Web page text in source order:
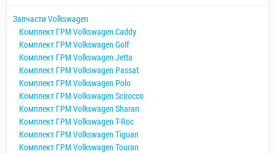
Запчасти Volkswagen
Комплект ГРМ Volkswagen Caddy
Комплект ГРМ Volkswagen Golf
Комплект ГРМ Volkswagen Jetta
Комплект ГРМ Volkswagen Passat
Комплект ГРМ Volkswagen Polo
Комплект ГРМ Volkswagen Scirocco
Комплект ГРМ Volkswagen Sharan
Комплект ГРМ Volkswagen T-Roc
Комплект ГРМ Volkswagen Tiguan
Комплект ГРМ Volkswagen Touran